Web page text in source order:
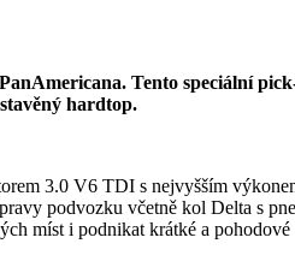
Tento speciální
hardtop.
3.0 V6 TDI s nejvyšším
podvozku včetně kol Delta s
míst i podnikat krátké a